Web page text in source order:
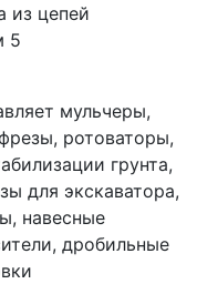
из цепей
5
мульчеры,
ротоваторы,
грунта,
для экскаватора,
навесные
дробильные